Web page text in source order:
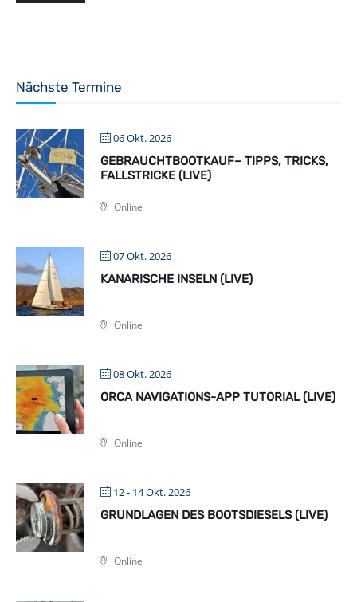
Nächste Termine
06 Okt. 2026
GEBRAUCHTBOOTKAUF– TIPPS, TRICKS,
FALLSTRICKE (LIVE)
Online
07 Okt. 2026
KANARISCHE INSELN (LIVE)
Online
08 Okt. 2026
ORCA NAVIGATIONS-APP TUTORIAL (LIVE)
Online
12 - 14 Okt. 2026
GRUNDLAGEN DES BOOTSDIESELS (LIVE)
Online